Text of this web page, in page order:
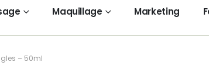
Maquillage Marketing
– 50ml